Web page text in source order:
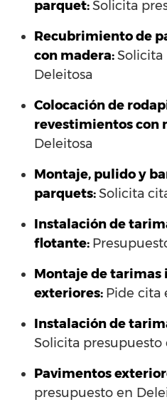
parquet:Solicita
Recubrimiento de
con madera:Solicita
Deleitosa
Colocación de
revestimientos con
Deleitosa
Montaje, pulido y
parquets:Solicita
Instalación de
flotante:
Montaje de tarimas
exteriores: Pide cita
Instalación de
Solicita presupuesto
Pavimentos
presupuesto en